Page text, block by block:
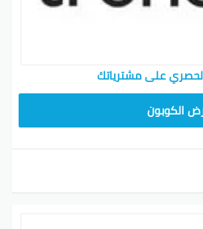
على مشترياتك
الكوبون